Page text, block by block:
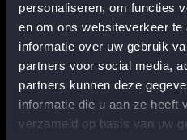
personaliseren, om functies
en om ons websiteverkeer
informatie over uw gebruik
partners voor social media,
partners kunnen deze
informatie die u aan ze heeft
verzameld op basis van uw